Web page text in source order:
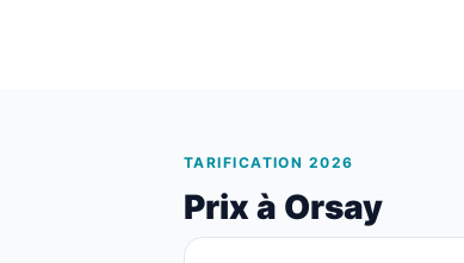
TARIFICATION 2026
Prix à Orsay